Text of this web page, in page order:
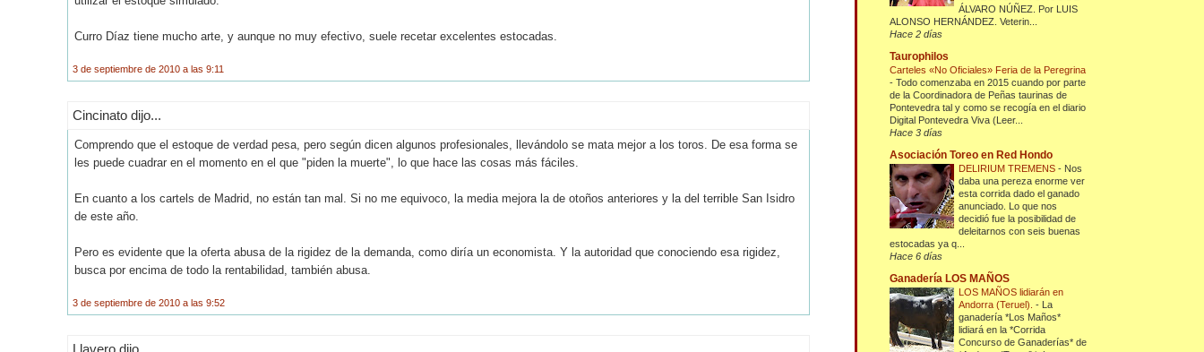
Curro Díaz tiene mucho arte, y aunque no muy efectivo, suele recetar excelentes estocadas.
3 de septiembre de 2010 a las 9:11
Cincinato dijo...
Comprendo que el estoque de verdad pesa, pero según dicen algunos profesionales, llevándolo se mata mejor a los toros. De esa forma se
les puede cuadrar en el momento en el que "piden la muerte", lo que hace las cosas más fáciles.
En cuanto a los cartels de Madrid, no están tan mal. Si no me equivoco, la media mejora la de otoños anteriores y la del terrible San Isidro
de este año.
Pero es evidente que la oferta abusa de la rigidez de la demanda, como diría un economista. Y la autoridad que conociendo esa rigidez,
busca por encima de todo la rentabilidad, también abusa.
3 de septiembre de 2010 a las 9:52
Llavero dijo...
ÁLVARO NÚÑEZ. Por LUIS
ALONSO HERNÁNDEZ. Veterin...
Hace 2 días
Taurophilos
Carteles «No Oficiales» Feria de la Peregrina
-Todo comenzaba en 2015 cuando por parte
de la Coordinadora de Peñas taurinas de
Pontevedra tal y como se recogía en el diario
Digital Pontevedra Viva (Leer...
Hace 3 días
Asociación Toreo en Red Hondo
DELIRIUM TREMENS- Nos
daba una pereza enorme ver
esta corrida dado el ganado
anunciado. Lo que nos
decidió fue la posibilidad de
deleitarnos con seis buenas
estocadas ya q...
Hace 6 días
Ganadería LOS MAÑOS
LOS MAÑOS lidiarán en
Andorra (Teruel).- La
ganadería *Los Maños*
lidiará en la *Corrida
Concurso de Ganaderías* de